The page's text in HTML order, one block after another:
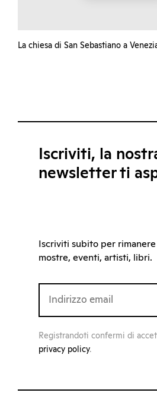
La chiesa di San Sebastiano a
Iscriviti, la
newsletter ti
Iscriviti subito per
mostre, eventi, artisti, libri.
Registrandoti confermi di
privacy policy.